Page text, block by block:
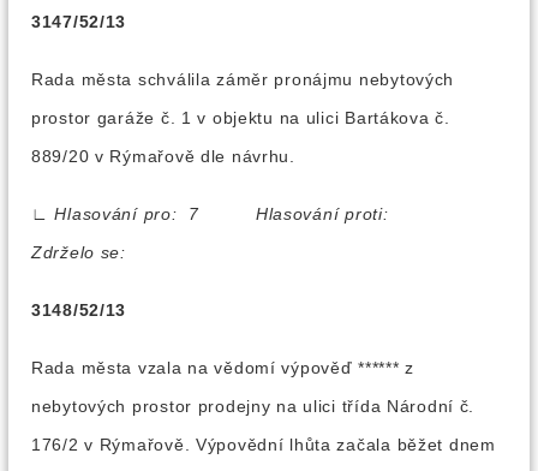
3147/52/13
Rada města schválila záměr pronájmu nebytových
prostor garáže č. 1 v objektu na ulici Bartákova č.
889/20 v Rýmařově dle návrhu.
∟
Hlasování pro: 7 Hlasování proti:
Zdrželo se:
3148/52/13
Rada města vzala na vědomí výpověď ****** z
nebytových prostor prodejny na ulici třída Národní č.
176/2 v Rýmařově. Výpovědní lhůta začala běžet dnem